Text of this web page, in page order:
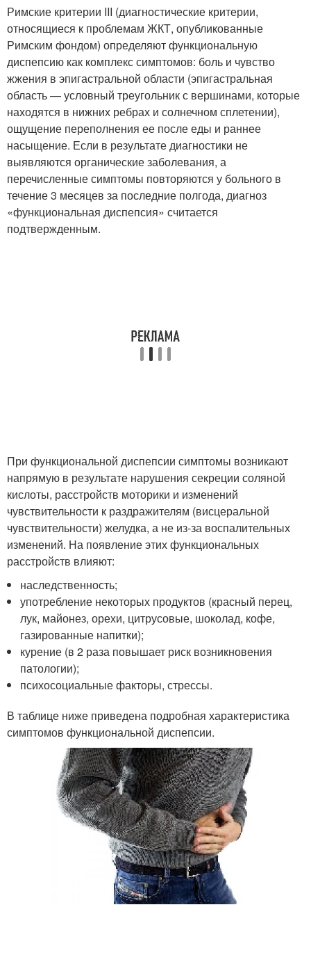
Римские критерии III (диагностические критерии,
относящиеся к проблемам ЖКТ, опубликованные
Римским фондом) определяют функциональную
диспепсию как комплекс симптомов: боль и чувство
жжения в эпигастральной области (эпигастральная
область — условный треугольник с вершинами, которые
находятся в нижних ребрах и солнечном сплетении),
ощущение переполнения ее после еды и раннее
насыщение. Если в результате диагностики не
выявляются органические заболевания, а
перечисленные симптомы повторяются у больного в
течение 3 месяцев за последние полгода, диагноз
«функциональная диспепсия» считается
подтвержденным.
При функциональной диспепсии симптомы возникают
напрямую в результате нарушения секреции соляной
кислоты, расстройств моторики и изменений
чувствительности к раздражителям (висцеральной
чувствительности) желудка, а не из-за воспалительных
изменений. На появление этих функциональных
расстройств влияют:
наследственность;
употребление некоторых продуктов (красный перец,
лук, майонез, орехи, цитрусовые, шоколад, кофе,
газированные напитки);
курение (в 2 раза повышает риск возникновения
патологии);
психосоциальные факторы, стрессы.
В таблице ниже приведена подробная характеристика
симптомов функциональной диспепсии.